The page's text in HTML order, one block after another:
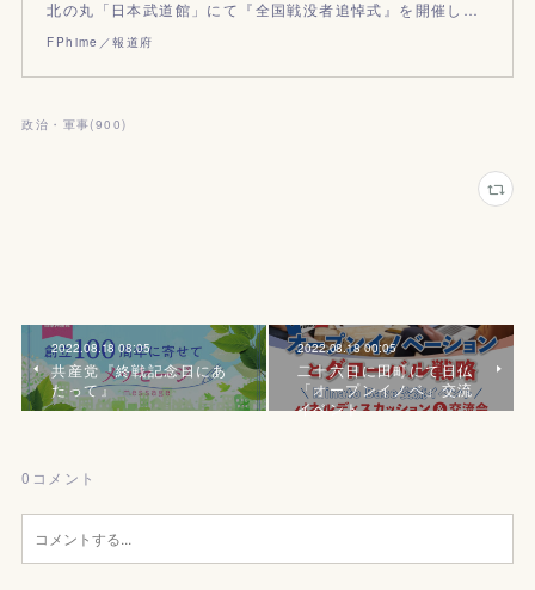
北の丸「日本武道館」にて『全国戦没者追悼式』を開催し…
FPhime／報道府
政治・軍事(900)
2022.08.18 08:05
共産党『終戦記念日にあ
たって』
2022.08.18 00:05
二十六日に田町にて日仏
「オープンイノベ」交流
イベント
0 コメント